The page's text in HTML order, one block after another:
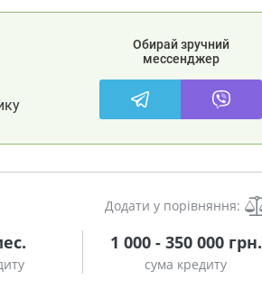
Обирай зручний
мессенджер
Додати у порівняння:
1 000 - 350 000 грн.
сума кредиту